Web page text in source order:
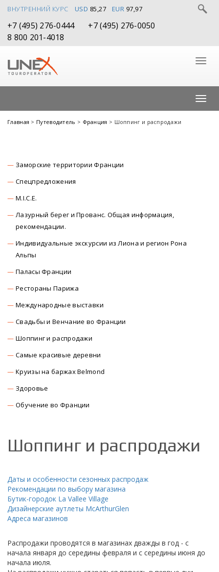
ВНУТРЕННИЙ КУРС USD 85,27 EUR 97,97
+7 (495) 276-0444
+7 (495) 276-0050
8 800 201-4018
Главная > Путеводитель > Франция > Шоппинг и распродажи
Заморские территории Франции
Спецпредложения
M.I.C.E.
Лазурный берег и Прованс. Общая информация,
рекомендации.
Индивидуальные экскурсии из Лиона и регион Рона
Альпы
Паласы Франции
Рестораны Парижа
Международные выставки
Свадьбы и Венчание во Франции
Шоппинг и распродажи
Самые красивые деревни
Круизы на баржах Belmond
Здоровье
Обучение во Франции
Шоппинг и распродажи
Даты и особенности сезонных распродаж
Рекомендации по выбору магазина
Бутик-городок La Vallee Village
Дизайнерские аутлеты McArthurGlen
Адреса магазинов
Распродажи проводятся в магазинах дважды в год - с
начала января до середины февраля и с середины июня до
начала июля.